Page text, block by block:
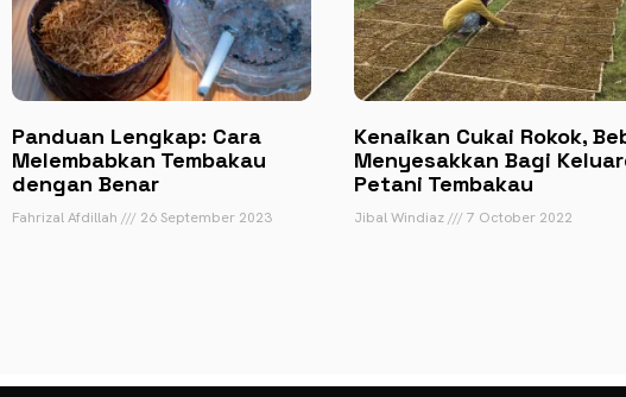
Panduan Lengkap: Cara
Melembabkan Tembakau
dengan Benar
Fahrizal Afdillah 26 September 2023
Kenaikan Cukai Rokok,
Menyesakkan Bagi
Petani Tembakau
Jibal Windiaz 7 October 2022